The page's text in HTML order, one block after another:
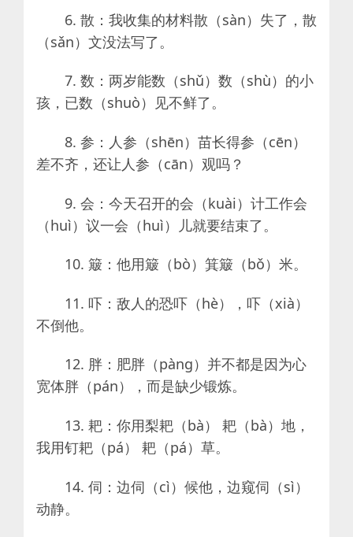
6. 散：我收集的材料散（sàn）失了，散
（sǎn）文没法写了。
7. 数：两岁能数（shǔ）数（shù）的小
孩，已数（shuò）见不鲜了。
8. 参：人参（shēn）苗长得参（cēn）
差不齐，还让人参（cān）观吗？
9. 会：今天召开的会（kuài）计工作会
（huì）议一会（huì）儿就要结束了。
10. 簸：他用簸（bò）箕簸（bǒ）米。
11. 吓：敌人的恐吓（hè），吓（xià）
不倒他。
12. 胖：肥胖（pàng）并不都是因为心
宽体胖（pán），而是缺少锻炼。
13. 耙：你用梨耙（bà） 耙（bà）地，
我用钉耙（pá） 耙（pá）草。
14. 伺：边伺（cì）候他，边窥伺（sì）
动静。